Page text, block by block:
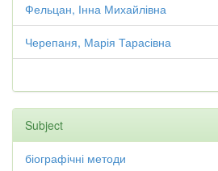
Фельцан, Інна Михайлівна
Черепаня, Марія Тарасівна
Subject
біографічні методи